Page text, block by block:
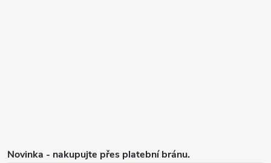
Novinka - nakupujte přes platební bránu.